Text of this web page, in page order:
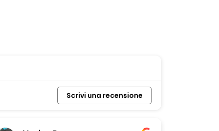
Scrivi una recensione